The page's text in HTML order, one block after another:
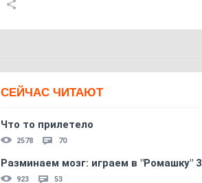
СЕЙЧАС ЧИТАЮТ
Что то прилетело
2578 70
Разминаем мозг: играем в "Ромашку" 3
923 53